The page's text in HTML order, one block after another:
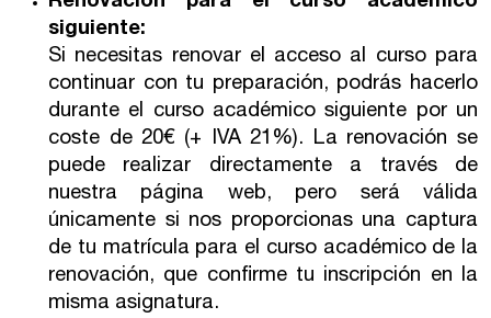
siguiente:
Si necesitas renovar el acceso al curso para
continuar con tu preparación, podrás hacerlo
durante el curso académico siguiente por un
coste de 20€ (+ IVA 21%). La renovación se
puede realizar directamente a través de
nuestra página web, pero será válida
únicamente si nos proporcionas una captura
de tu matrícula para el curso académico de la
renovación, que confirme tu inscripción en la
misma asignatura.